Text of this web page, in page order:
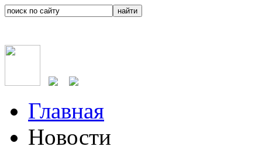
Главная
Новости